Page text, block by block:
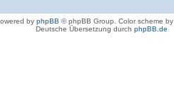
by phpBB © phpBB Group. Color scheme by
Deutsche Übersetzung durch phpBB.de